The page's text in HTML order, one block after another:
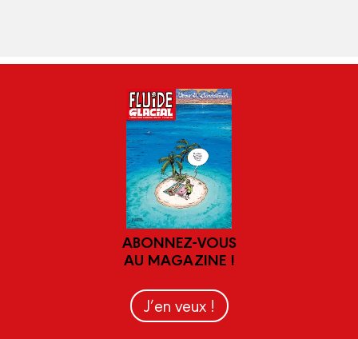
ABONNEZ-VOUS
AU MAGAZINE !
J’en veux !